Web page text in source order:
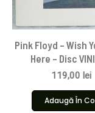
Pink Floyd ‎– Wish
Here – Disc
119,00 lei
Adaugă În